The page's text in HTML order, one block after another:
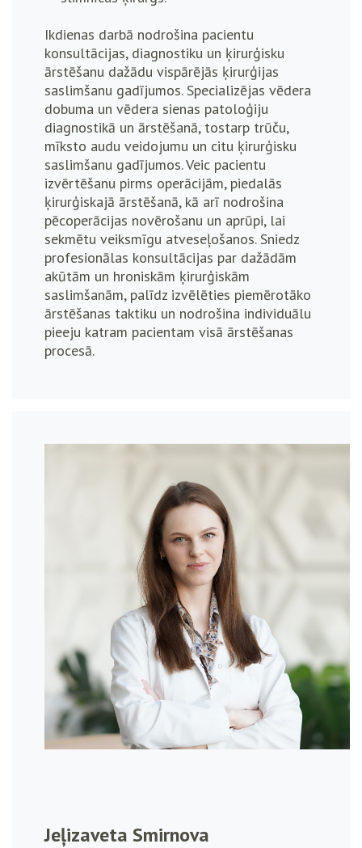
Ikdienas darbā nodrošina pacientu
konsultācijas, diagnostiku un ķirurģisku
ārstēšanu dažādu vispārējās ķirurģijas
saslimšanu gadījumos. Specializējas vēdera
dobuma un vēdera sienas patoloģiju
diagnostikā un ārstēšanā, tostarp trūču,
mīksto audu veidojumu un citu ķirurģisku
saslimšanu gadījumos. Veic pacientu
izvērtēšanu pirms operācijām, piedalās
ķirurģiskajā ārstēšanā, kā arī nodrošina
pēcoperācijas novērošanu un aprūpi, lai
sekmētu veiksmīgu atveseļošanos. Sniedz
profesionālas konsultācijas par dažādām
akūtām un hroniskām ķirurģiskām
saslimšanām, palīdz izvēlēties piemērotāko
ārstēšanas taktiku un nodrošina individuālu
pieeju katram pacientam visā ārstēšanas
procesā.
Jeļizaveta Smirnova